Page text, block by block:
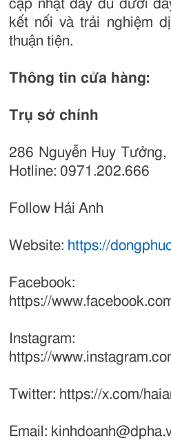
cập nhật đầy đủ dưới
kết nối và trải nghiệm
thuận tiện.
Thông tin cửa hàng:
Trụ sở chính
286 Nguyễn Huy Tưởng,
Hotline: 0971.202.666
Follow Hải Anh
Website: https://
Facebook:
https://
Instagram:
https://
Twitter: https://x.com/
Email: